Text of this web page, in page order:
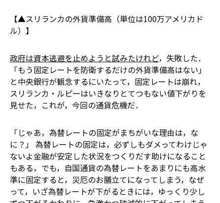
【▲スリランカの外貨準備高（単位は100万アメリカド
ル）】
政府は資本逃避を止めようと試みたけれど，失敗した．
「もう固定レートを防衛するだけの外貨準備高はない」
と中央銀行が観念するにいたって，固定レートは崩れ，
スリランカ・ルピーはいきなりとてつもない値下がりを
見せた，これが，今回の通貨危機だ．
「じゃあ，為替レートの固定がまちがいな理由は，な
に？」 為替レートの固定は，必ずしもダメってわけじゃ
ないよ――金融が安定した状況をつくりだす助けになること
もある，でも，自国通貨の為替レートをあまりにも高水
準に固定すると，災厄のお膳立てになってしまう，なぜ
って，いざ為替レートが下がるときには，ゆっくり少し